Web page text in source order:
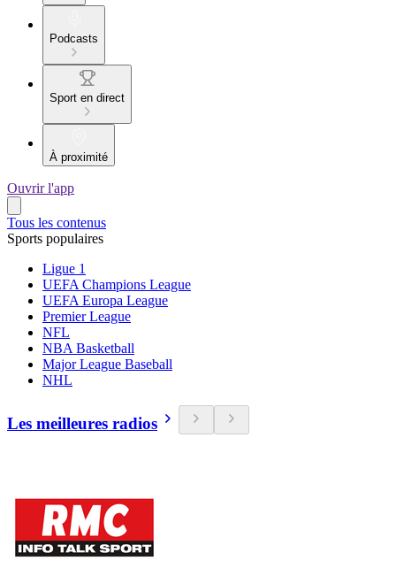
Podcasts
Sport en direct
À proximité
Ouvrir l'app
Tous les contenus
Sports populaires
Ligue 1
UEFA Champions League
UEFA Europa League
Premier League
NFL
NBA Basketball
Major League Baseball
NHL
Les meilleures radios